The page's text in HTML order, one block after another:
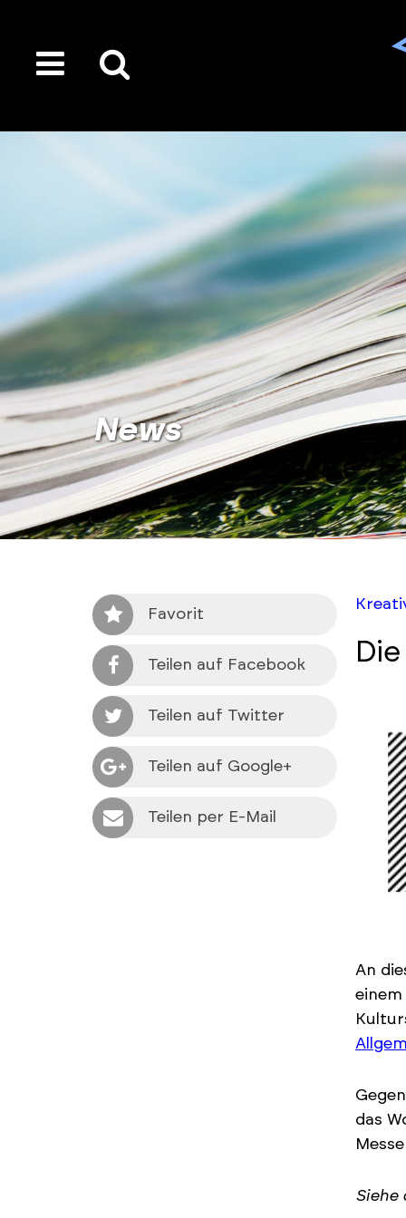
toggle
der
News
Favorit
Teilen auf Facebook
Teilen auf Twitter
Teilen auf Google+
Teilen per E-Mail
An
das
Siehe